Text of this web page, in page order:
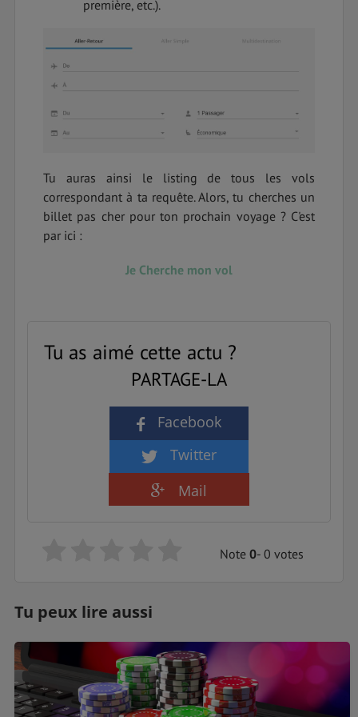
première, etc.).
Tu auras ainsi le listing de tous les vols
correspondant à ta requête. Alors, tu cherches un
billet pas cher pour ton prochain voyage ? C'est
par ici :
Je Cherche mon vol
Tu as aimé cette actu ?
PARTAGE-LA
Facebook
Twitter
Mail
Note 0- 0 votes
Tu peux lire aussi